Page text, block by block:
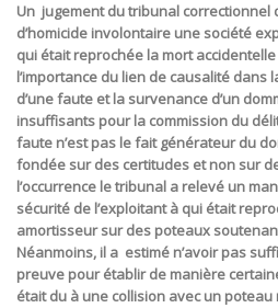
Un jugement du tribunal correctionnel
d’homicide involontaire une société
qui était reprochée la mort
l’importance du lien de causalité dans
d’une faute et la survenance d’un
insuffisants pour la commission du
faute n’est pas le fait générateur du
fondée sur des certitudes et non sur
l’occurrence le tribunal a relevé un
sécurité de l’exploitant à qui était
amortisseur sur des poteaux
Néanmoins, il a estimé n’avoir pas
preuve pour établir de manière
était du à une collision avec un poteau